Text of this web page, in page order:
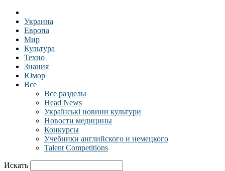
Украина
Европа
Мир
Культура
Техно
Знания
Юмор
Все
Все разделы
Head News
Українські новини культури
Новости медицины
Конкурсы
Учебники английского и немецкого
Talent Competitions
Искать